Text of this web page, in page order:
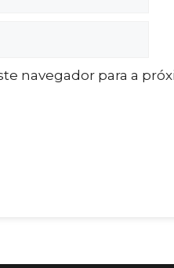
navegador para a